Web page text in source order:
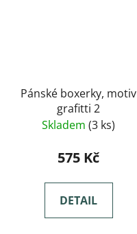
Pánské boxerky, motiv
grafitti 2
Skladem (3 ks)
575 Kč
DETAIL